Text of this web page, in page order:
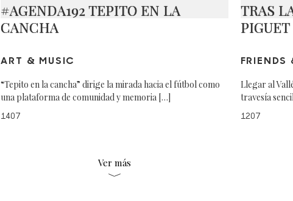
#AGENDA192 TEPITO EN LA
CANCHA
ART & MUSIC
“Tepito en la cancha” dirige la mirada hacia el fútbol como
una plataforma de comunidad y memoria […]
1407
TRAS
PIGUET
FRIENDS
Llegar al
travesía
1207
Ver más